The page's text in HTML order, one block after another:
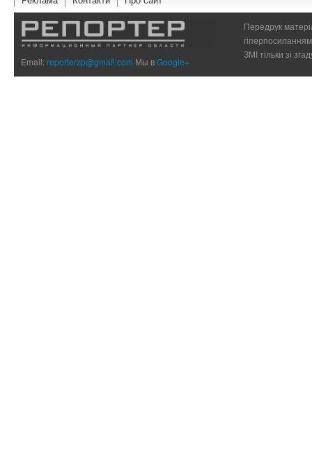
Email:reporterzp@gmail.com Мы вGoogle+
Передрук
ЗМІ тільки зі